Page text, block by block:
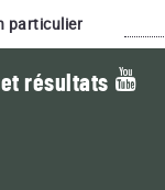
particulier
résultats